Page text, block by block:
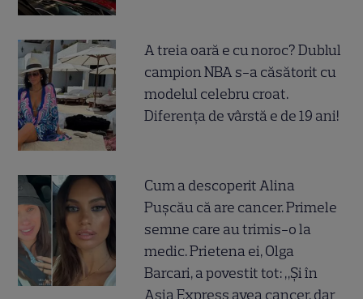
A treia oară e cu noroc? Dublul
campion NBA s-a căsătorit cu
modelul celebru croat.
Diferența de vârstă e de 19 ani!
Cum a descoperit Alina
Pușcău că are cancer. Primele
semne care au trimis-o la
medic. Prietena ei, Olga
Barcari, a povestit tot: „Și în
Asia Express avea cancer, dar